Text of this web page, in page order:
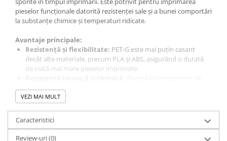
pieselor funcționale datorită rezistenței sale și a bunei comportări
la substanțe chimice și temperaturi ridicate.
Avantaje principale:
Rezistență și flexibilitate: PET-G este mai puțin casant
decât alte materiale, precum PLA și ABS, asigurând o durată
de viață mai mare pieselor imprimate.
până la 75 °C și este rezistent la anumiți acizi și solvenți.
Ușor de imprimat:
sau cameră de imprimare închisă.
Utilizare produs:
VEZI MAI MULT
Caracteristici
Review-uri(0)